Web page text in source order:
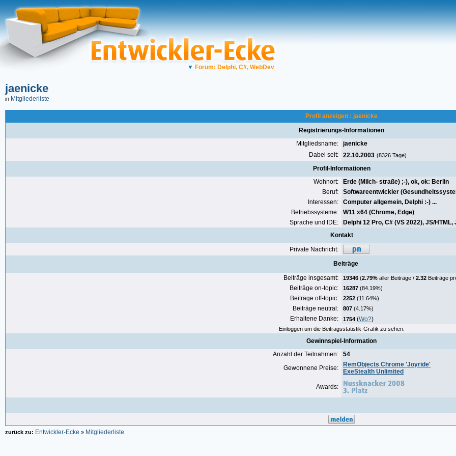
▼ Forum: Delphi, C#, WebDev
jaenicke
in Mitgliederliste
Profil anzeigen : jaenicke
Registrierungs-Informationen
Mitgliedsname:
jaenicke
Dabei seit:
22.10.2003 (8326 Tage)
Profil-Informationen
Wohnort:
Erde (Milch- straße) ;-), ok, ok: Berlin
Beruf:
Softwareentwickler
Interessen:
Computer allgemein, Delphi :-) ...
Betriebssysteme:
W11 x64 (Chrome, Edge)
Sprache und IDE:
Delphi 12 Pro, C# (VS 2022), JS/
Kontakt
Private Nachricht:
Beiträge
Beiträge insgesamt:
19346 (2.79% aller Beiträge / 2.32 Beiträge
Beiträge on-topic: 16287 (84.19%)
Beiträge off-topic: 2252 (11.64%)
Beiträge neutral: 807 (4.17%)
Erhaltene Danke: 1754 (Wo?)
Einloggen um die Beitragsstatistik-Grafik zu sehen.
Gewinnspiel-Information
Anzahl der Teilnahmen:
54
Gewonnene Preise:
RemObjects Chrome 'Joyride'
ExeStealth Unlimited
Awards:
zurück zu: Entwickler-Ecke » Mitgliederliste